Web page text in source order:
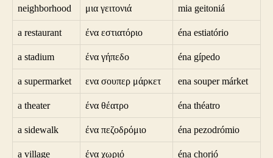
neighborhood
μια γειτονιά mia geitoniá
a restaurant ένα εστιατόριο éna estiatório
a stadium ένα γήπεδο éna gípedo
a supermarket ενα σουπερ μάρκετ ena souper márket
a theater ένα θέατρο éna théatro
a sidewalk ένα πεζοδρόμιο éna pezodrómio
a village ένα χωριό éna chorió